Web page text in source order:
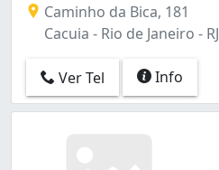
Caminho da Bica, 181
Cacuia - Rio de Janeiro - RJ
Ver Tel Info